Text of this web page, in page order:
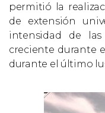
permitió la
de extensión
intensidad de las
creciente durante
durante el último